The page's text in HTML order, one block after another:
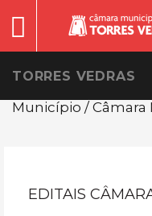
TORRES VEDRAS
Município / Câmara
EDITAIS